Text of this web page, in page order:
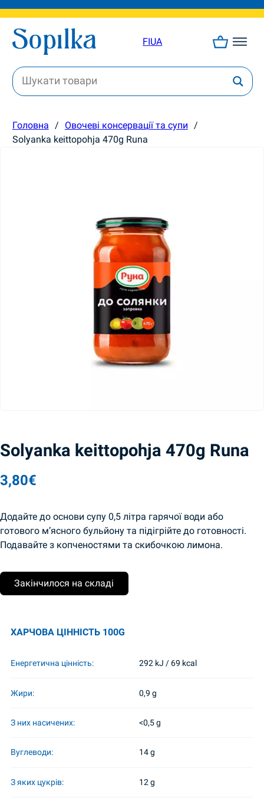
FIUA
Головна / Овочеві консервації та супи /
Solyanka keittopohja 470g Runa
Solyanka keittopohja 470g Runa
3,80€
Додайте до основи супу 0,5 літра гарячої води або
готового м’ясного бульйону та підігрійте до готовності.
Подавайте з копченостями та скибочкою лимона.
Закінчилося на складі
ХАРЧОВА ЦІННІСТЬ 100G
Енергетична цінність: 292 kJ / 69 kcal
Жири: 0,9 g
З них насичених: <0,5 g
Вуглеводи: 14 g
З яких цукрів: 12 g